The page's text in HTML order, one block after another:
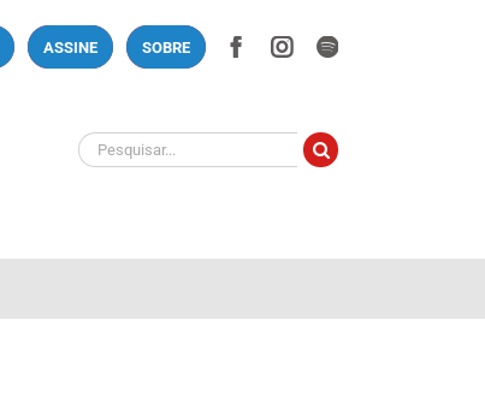
ASSINE SOBRE Facebook
Instagram
Spotify
Buscar
resultados